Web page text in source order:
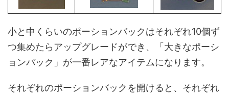
小と中くらいのポーションバックはそれぞれ10個ず
つ集めたらアップグレードができ、「大きなポーシ
ョンバック」が一番レアなアイテムになります。
それぞれのポーションバックを開けると、それぞれ